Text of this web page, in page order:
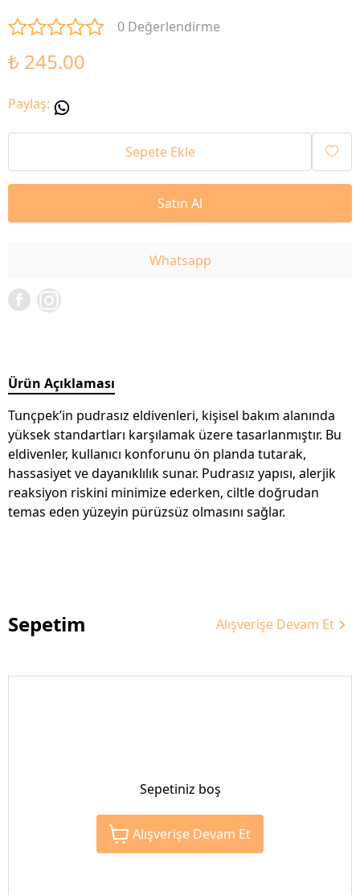
0 Değerlendirme
₺ 245.00
Paylaş:
Sepete Ekle
Satın Al
Whatsapp
Ürün Açıklaması
Tunçpek’in pudrasız eldivenleri, kişisel bakım alanında
yüksek standartları karşılamak üzere tasarlanmıştır. Bu
eldivenler, kullanıcı konforunu ön planda tutarak,
hassasiyet ve dayanıklılık sunar. Pudrasız yapısı, alerjik
reaksiyon riskini minimize ederken, ciltle doğrudan
temas eden yüzeyin pürüzsüz olmasını sağlar.
Sepetim Alışverişe Devam Et
Sepetiniz boş
Alışverişe Devam Et